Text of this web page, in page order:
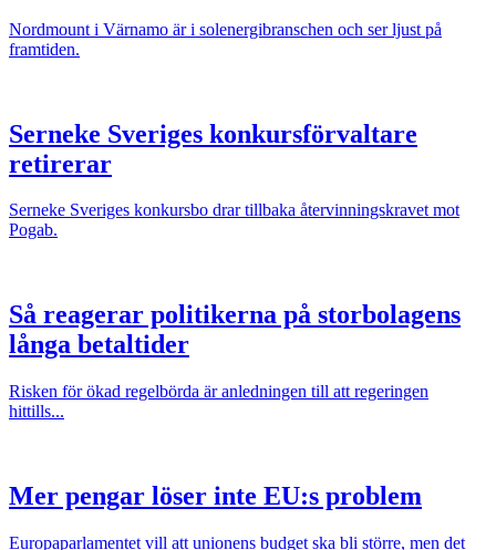
Nordmount i Värnamo är i solenergibranschen och ser ljust på
framtiden.
Serneke Sveriges konkursförvaltare
retirerar
Serneke Sveriges konkursbo drar tillbaka återvinningskravet mot
Pogab.
Så reagerar politikerna på storbolagens
långa betaltider
Risken för ökad regelbörda är anledningen till att regeringen
hittills...
Mer pengar löser inte EU:s problem
Europaparlamentet vill att unionens budget ska bli större, men det